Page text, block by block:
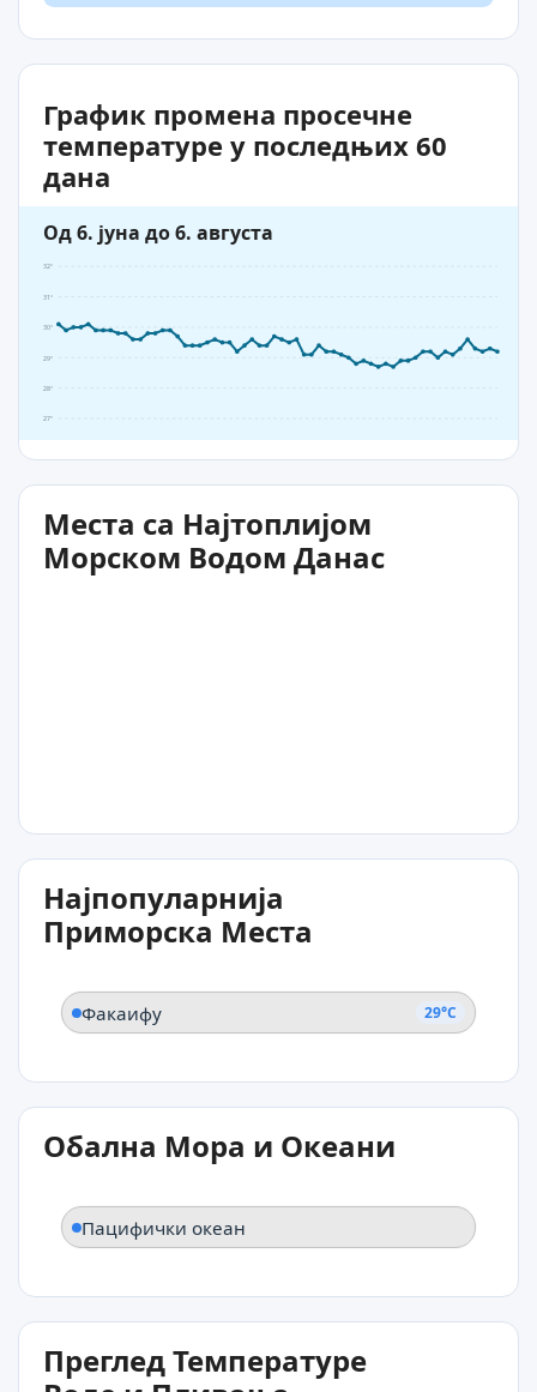
График промена просечне
температуре у последњих 60
дана
Од 6. јуна до 6. августа
27°
28°
29°
30°
31°
32°
Места са Најтоплијом
Морском Водом Данас
29°C
Факаифу
Најпопуларнија
Приморска Места
Факаифу 29°C
Обална Мора и Океани
Пацифички океан
Преглед Температуре